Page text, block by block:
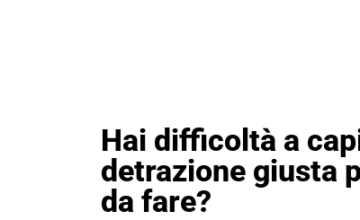
Hai difficoltà a
detrazione giusta
da fare?